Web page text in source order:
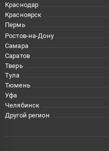
Краснодар
Красноярск
Пермь
Ростов-на-Дону
Самара
Саратов
Тверь
Тула
Тюмень
Уфа
Челябинск
Другой регион